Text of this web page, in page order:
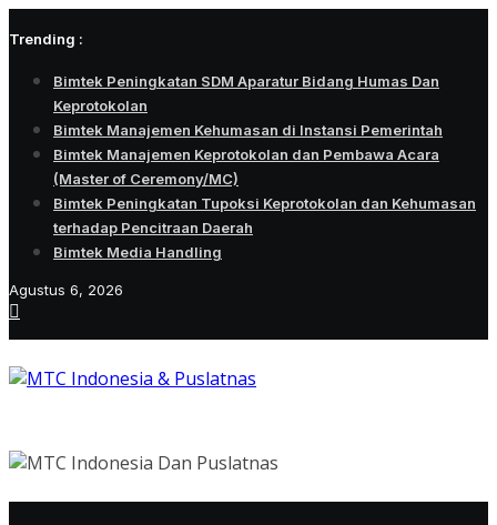
to
Trending :
Bimtek Peningkatan SDM Aparatur Bidang Humas Dan
Keprotokolan
Bimtek Manajemen Kehumasan di Instansi Pemerintah
Bimtek Manajemen Keprotokolan dan Pembawa Acara
(Master of Ceremony/MC)
Bimtek Peningkatan Tupoksi Keprotokolan dan Kehumasan
terhadap Pencitraan Daerah
Bimtek Media Handling
Agustus 6, 2026